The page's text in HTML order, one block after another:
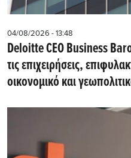
04/08/2026 - 13:48
Deloitte CEO Business
τις επιχειρήσεις,
οικονομικό και